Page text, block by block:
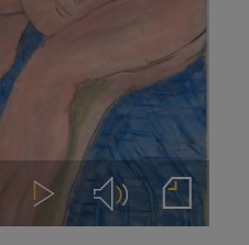
Videos Audios Notas de prensa